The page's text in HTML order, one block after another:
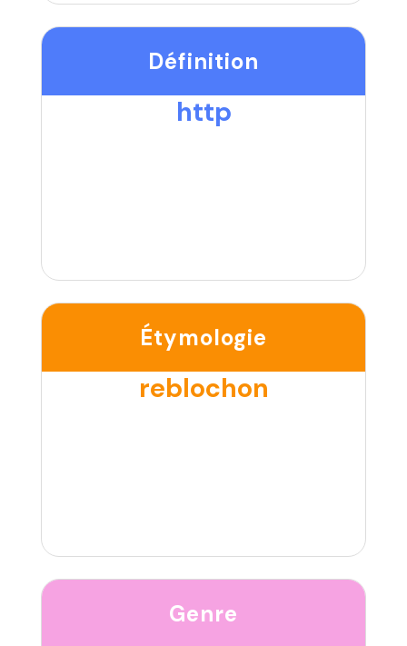
Définition
http
Étymologie
reblochon
Genre